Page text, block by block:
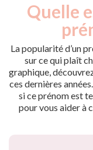
Quelle
La popularité d’un
sur ce qui plaît
graphique,
ces dernières
si ce prénom est
pour vous aider à
Popularité du
prénom Gemina
par année
Année
Nouveaux-
nés
1983
3
1990
3